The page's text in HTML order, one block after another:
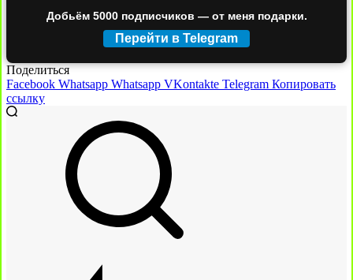
Добьём 5000 подписчиков — от меня подарки.
Перейти в Telegram
Поделиться
Facebook Whatsapp Whatsapp VKontakte Telegram Копировать
ссылку